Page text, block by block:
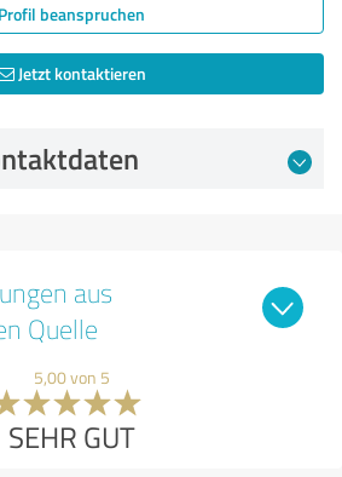
Profil beanspruchen
Jetzt kontaktieren
aus
Quelle
5,00 von 5
SEHR GUT